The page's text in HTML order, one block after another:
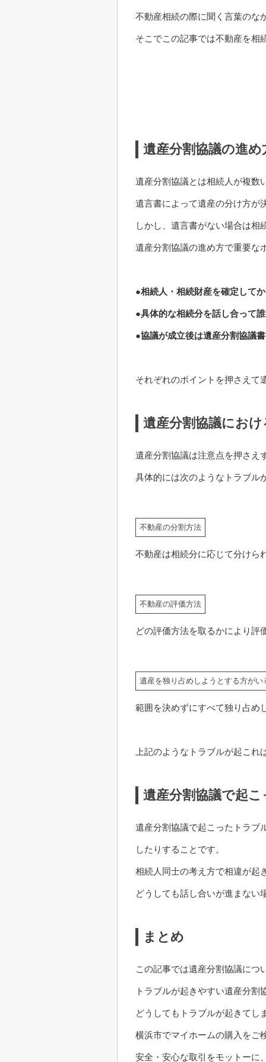
不動産相続の際に聞く言葉のな
そこでこの記事では不動産を相
遺産分割協議の進め
遺産分割協議とは相続人が複数
遺言書によって遺産の分け方が
しかし、遺言書がない場合は相
遺産分割協議の進め方で重要な
●相続人・相続財産を確定して
●具体的な相続分を話し合って
●協議が成立後は遺産分割協議
それぞれのポイントを押さえて
遺産分割協議にお
遺産分割協議は注意点を押さえ
具体的には次のようなトラブル
不動産の分割方法
不動産は相続分に応じて分けら
不動産の評価方法
どの評価方法を取るかにより評
遺産を独り占めしようとする方がい
範囲を決めずにすべて独り占め
上記のようなトラブルが起これ
遺産分割協議で起
遺産分割協議で起こったトラブ
したりすることです。
相続人同士の考え方で相違が起
どうしても話し合いが進まない
まとめ
この記事では遺産分割協議につ
トラブルが起きやすい遺産分
どうしてもトラブルが起きてし
横浜市でマイホームの購入をご
安全・安心な取引をモットーに